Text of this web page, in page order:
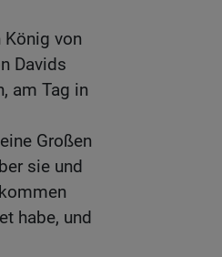
König von
Davids
am Tag in
Großen
sie und
habe, und